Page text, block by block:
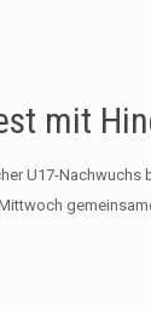
mit
U17-Nachwuchs